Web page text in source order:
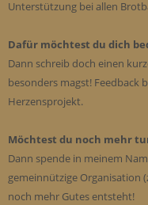
Unterstützung bei allen
Dafür möchtest du dich
Dann schreib doch einen
besonders magst! Feedback
Herzensprojekt.
Möchtest du noch mehr
Dann spende in meinem
gemeinnützige Organisation
noch mehr Gutes entsteht!